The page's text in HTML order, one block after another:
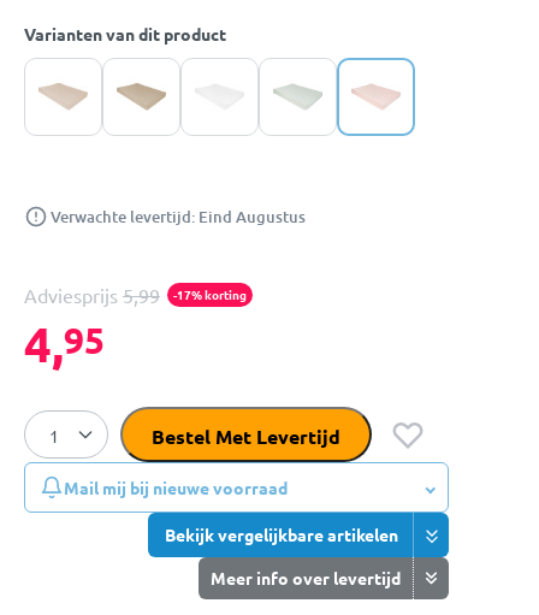
Varianten van dit product
Verwachte levertijd: Eind Augustus
Adviesprijs 5,99 -17% korting
4,95
Bestel Met Levertijd
Mail mij bij nieuwe voorraad
Bekijk vergelijkbare artikelen
Meer info over levertijd